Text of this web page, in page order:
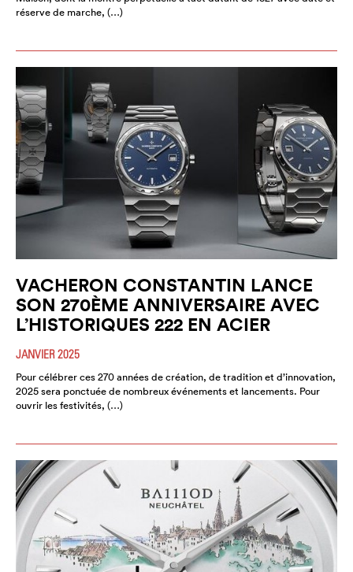
réserve de marche, (…)
VACHERON CONSTANTIN LANCE
SON 270ÈME ANNIVERSAIRE AVEC
L’HISTORIQUES 222 EN ACIER
JANVIER 2025
Pour célébrer ces 270 années de création, de tradition et d’innovation,
2025 sera ponctuée de nombreux événements et lancements. Pour
ouvrir les festivités, (…)